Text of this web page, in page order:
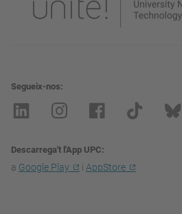
Segueix-nos
Descarrega't l'App UPC
a Google Play i AppStore